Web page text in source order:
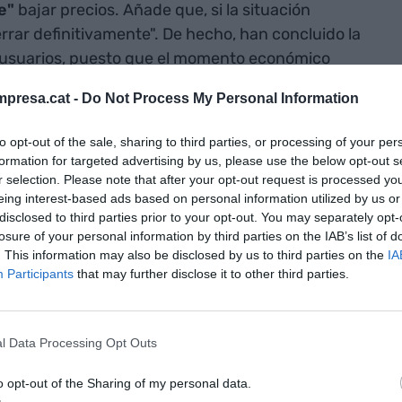
- Do Not Process My Personal Information
opt-out of the sale, sharing to third parties, or processing of your
for targeted advertising by us, please use the below opt-out
selection. Please note that after your opt-out request is processed
interest-based ads based on personal information utilized by us
to third parties prior to your opt-out. You may separately
of your personal information by third parties on the IAB’s list of
This information may also be disclosed by us to third parties on the
Participants that may further disclose it to other third parties.
Data Processing Opt Outs
opt-out of the Sharing of my personal data.
bajar precios. Añade que, si la situación
definitivamente". De hecho, han concluido la
puesto que el momento económico
por encima de la calidad del servicio.
ha sido un elemento "dinamizador" de la
deLleida, territorio donde,
clave. En este sentido, ha explicado que ha
la actividad ganadera y a empoderar las
otros negocios, como por ejemplo tiendas,
de 4.500 viviendas
Rurals de Lleida añade que unas
de ser residenciales a uso turístico,